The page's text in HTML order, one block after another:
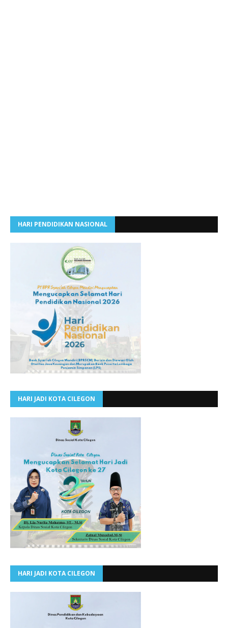
HARI PENDIDIKAN NASIONAL
HARI JADI KOTA CILEGON
HARI JADI KOTA CILEGON